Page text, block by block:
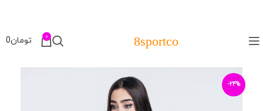
8sportco
0 تومان0
-24%